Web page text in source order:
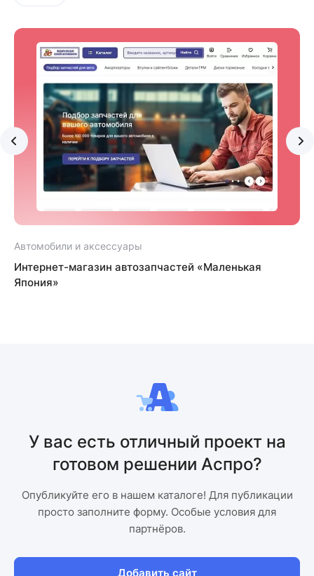
Автомобили и аксессуары
Интернет-магазин автозапчастей «Маленькая
Япония»
У вас есть отличный проект на
готовом решении Аспро?
Опубликуйте его в нашем каталоге! Для публикации
просто заполните форму. Особые условия для
партнёров.
Добавить сайт